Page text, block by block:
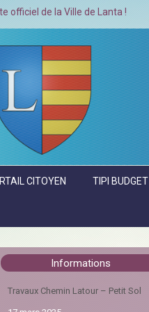
Ville de Lanta !
CITOYEN TIPI BUDGET
Informations
Travaux Chemin Latour – Petit Sol